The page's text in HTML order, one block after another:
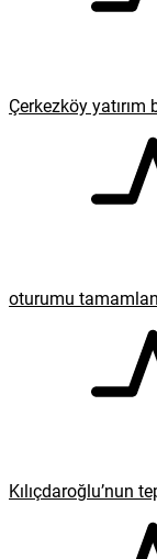
Çerkezköy yatırım
oturumu
Kılıçdaroğlu’nun